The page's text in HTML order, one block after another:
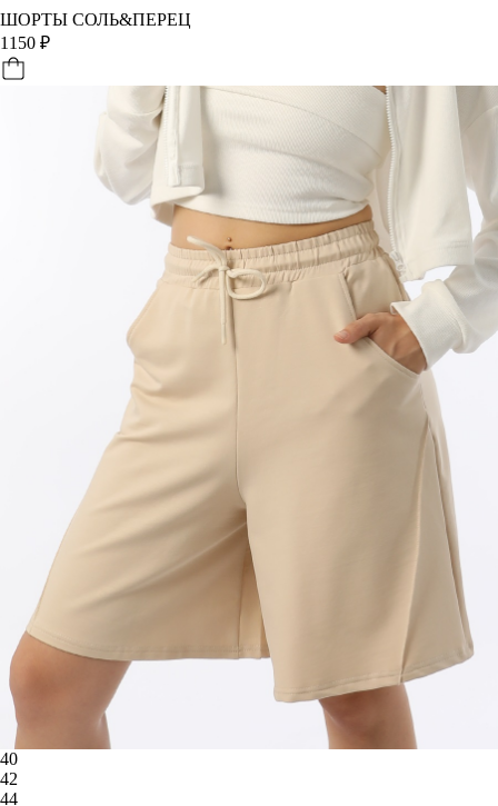
ШОРТЫ СОЛЬ&ПЕРЕЦ
1150 ₽
40
42
44